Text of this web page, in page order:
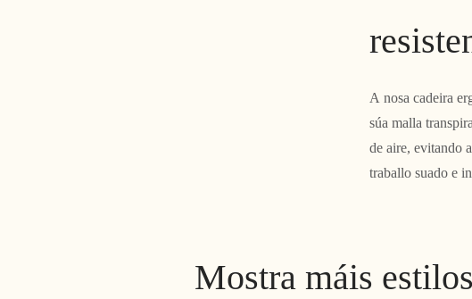
A nosa cadeira
súa malla
de aire, evitando
traballo suado e
Mostra máis estilos